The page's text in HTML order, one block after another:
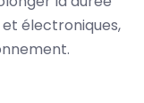
électroniques,